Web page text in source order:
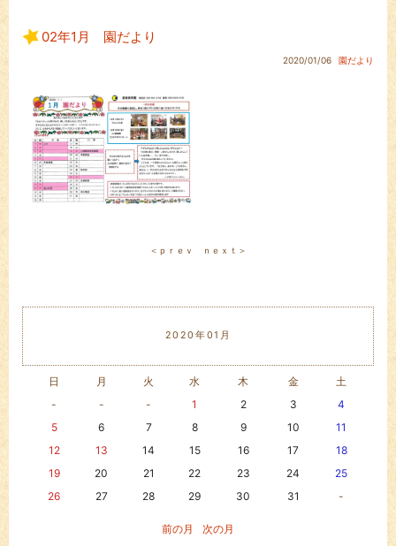
02年1月 園だより
2020/01/06 園だより
＜ｐｒｅｖ ｎｅｘｔ＞
2020年01月
日 月 火 水 木 金
土
-
- - 1 2 3
4
5
6 7 8 9 10
11
12
13 14 15 16 17
18
19
20 21 22 23 24
25
26
27 28 29 30 31 -
前の月 次の月